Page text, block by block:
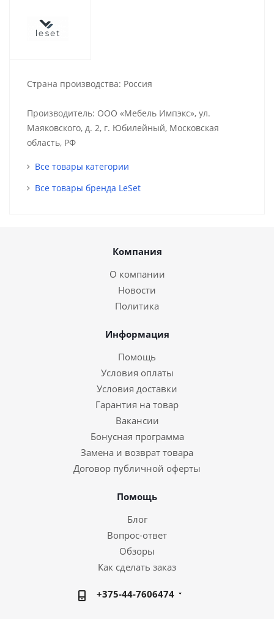
Страна производства: Россия
Производитель: ООО «Мебель Импэкс», ул.
Маяковского, д. 2, г. Юбилейный, Московская
область, РФ
Все товары категории
Все товары бренда LeSet
Компания
О компании
Новости
Политика
Информация
Помощь
Условия оплаты
Условия доставки
Гарантия на товар
Вакансии
Бонусная программа
Замена и возврат товара
Договор публичной оферты
Помощь
Блог
Вопрос-ответ
Обзоры
Как сделать заказ
+375-44-7606474